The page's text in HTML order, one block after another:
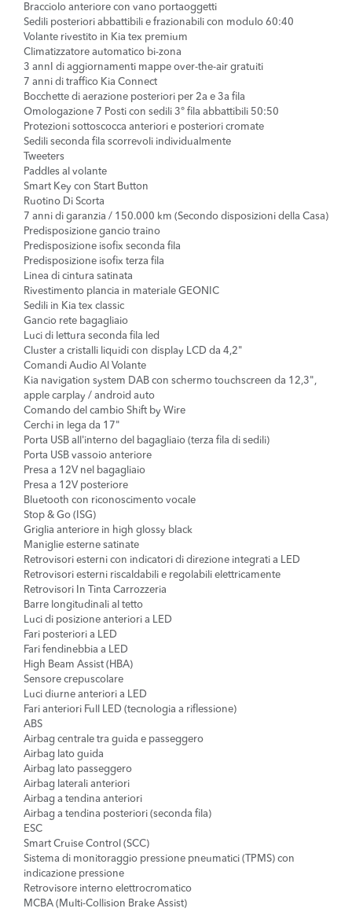
Bracciolo anteriore con vano portaoggetti
Sedili posteriori abbattibili e frazionabili con modulo 60:40
Volante rivestito in Kia tex premium
Climatizzatore automatico bi-zona
3 annI di aggiornamenti mappe over-the-air gratuiti
7 anni di traffico Kia Connect
Bocchette di aerazione posteriori per 2a e 3a fila
Omologazione 7 Posti con sedili 3° fila abbattibili 50:50
Protezioni sottoscocca anteriori e posteriori cromate
Sedili seconda fila scorrevoli individualmente
Tweeters
Paddles al volante
Smart Key con Start Button
Ruotino Di Scorta
7 anni di garanzia / 150.000 km (Secondo disposizioni della Casa)
Predisposizione gancio traino
Predisposizione isofix seconda fila
Predisposizione isofix terza fila
Linea di cintura satinata
Rivestimento plancia in materiale GEONIC
Sedili in Kia tex classic
Gancio rete bagagliaio
Luci di lettura seconda fila led
Cluster a cristalli liquidi con display LCD da 4,2"
Comandi Audio Al Volante
Kia navigation system DAB con schermo touchscreen da 12,3",
apple carplay / android auto
Comando del cambio Shift by Wire
Cerchi in lega da 17"
Porta USB all'interno del bagagliaio (terza fila di sedili)
Porta USB vassoio anteriore
Presa a 12V nel bagagliaio
Presa a 12V posteriore
Bluetooth con riconoscimento vocale
Stop & Go (ISG)
Griglia anteriore in high glossy black
Maniglie esterne satinate
Retrovisori esterni con indicatori di direzione integrati a LED
Retrovisori esterni riscaldabili e regolabili elettricamente
Retrovisori In Tinta Carrozzeria
Barre longitudinali al tetto
Luci di posizione anteriori a LED
Fari posteriori a LED
Fari fendinebbia a LED
High Beam Assist (HBA)
Sensore crepuscolare
Luci diurne anteriori a LED
Fari anteriori Full LED (tecnologia a riflessione)
ABS
Airbag centrale tra guida e passeggero
Airbag lato guida
Airbag lato passeggero
Airbag laterali anteriori
Airbag a tendina anteriori
Airbag a tendina posteriori (seconda fila)
ESC
Smart Cruise Control (SCC)
Sistema di monitoraggio pressione pneumatici (TPMS) con
indicazione pressione
Retrovisore interno elettrocromatico
MCBA (Multi-Collision Brake Assist)